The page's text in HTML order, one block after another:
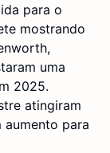
para o
mostrando
uma
2025.
atingiram
aumento para